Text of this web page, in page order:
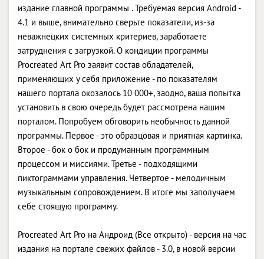
издание главной программы . Требуемая версия Android -
4.1 и выше, внимательно сверьте показатели, из-за
неважнецких системных критериев, заработаете
затруднения с загрузкой. О кондиции программы
Procreated Art Pro заявит состав обладателей,
применяющих у себя приложение - по показателям
нашего портала окозалось 10 000+, заодно, ваша попытка
установить в свою очередь будет рассмотрена нашим
порталом. Попробуем обговорить необычность данной
программы. Первое - это образцовая и приятная картинка.
Второе - бок о бок и продуманным программным
процессом и миссиями. Третье - подходящими
пиктограммами управления. Четвертое - мелодичным
музыкальным сопровождением. В итоге мы заполучаем
себе стоящую программу.
Procreated Art Pro на Андроид (Все открыто) - версия на час
издания на портале свежих файлов - 3.0, в новой версии